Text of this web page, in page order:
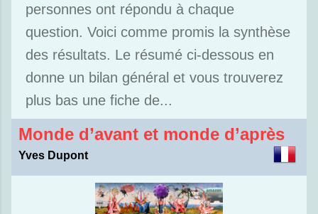
personnes ont répondu à chaque
question. Voici comme promis la synthèse
des résultats. Le résumé ci-dessous en
donne un bilan général et vous trouverez
plus bas une fiche de...
Monde d’avant et monde d’après
Yves Dupont